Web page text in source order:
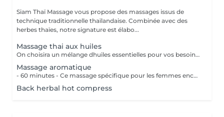
Siam Thaï Massage vous propose des massages issus de
technique traditionnelle thaïlandaise. Combinée avec des
herbes thaïes, notre signature est élabo...
Massage thai aux huiles
On choisira un mélange dhuiles essentielles pour vos besoins physiques. Un massage thérapeutique à laide dune technique spéciale pour vider les poches de liquide lymphatique et de rétention deau. Ce traitement est conçu pour aider à stimuler la circulation et daccroître la capacité du corps à éliminer les toxines et à absorber les éléments nutritifs. Vos huiles essentielles préférées peuvent être sélectionnées à votre arrivée.
Massage aromatique
- 60 minutes - Ce massage spécifique pour les femmes enceintes permet de soulager le dos, les jambes et toutes autres parties du corps les plus mises à rude épreuve durant la grossesse. Attention ! Ce massage est toutefois déconseillé les 3 premiers mois et le dernier mois de grossesse.
Back herbal hot compress